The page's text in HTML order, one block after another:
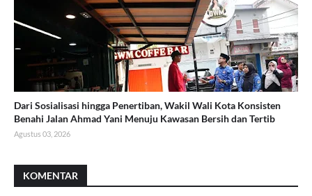
Dari Sosialisasi hingga Penertiban, Wakil Wali Kota Konsisten
Benahi Jalan Ahmad Yani Menuju Kawasan Bersih dan Tertib
Agustus 03, 2026
KOMENTAR